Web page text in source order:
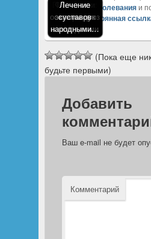
Лечение
народными
средствами
Пародонтит:
лечение
народными…
Фарингит и
лечение
народными…
Лечение
катаракты
народными…
Лечение
остеохондроз
а народными
Лечение
экземы рук
народными…
Лечение
суставов
народными…
легочные заболеванияи
promed(постоянная
(Пока еще
будьте первыми)
Добавить
Ваш e-mail не будет
Комментарий